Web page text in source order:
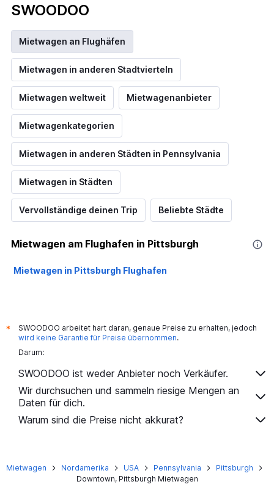
SWOODOO
Mietwagen an Flughäfen
Mietwagen in anderen Stadtvierteln
Mietwagen weltweit Mietwagenanbieter
Mietwagenkategorien
Mietwagen in anderen Städten in Pennsylvania
Mietwagen in Städten
Vervollständige deinen Trip Beliebte Städte
Mietwagen am Flughafen in Pittsburgh
Mietwagen in Pittsburgh Flughafen
*
SWOODOO arbeitet hart daran, genaue Preise zu erhalten, jedoch
wird keine Garantie für Preise übernommen.
Darum:
SWOODOO ist weder Anbieter noch Verkäufer.
Wir durchsuchen und sammeln riesige Mengen an
Daten für dich.
Warum sind die Preise nicht akkurat?
Mietwagen Nordamerika USA Pennsylvania
Pittsburgh
Downtown, Pittsburgh Mietwagen